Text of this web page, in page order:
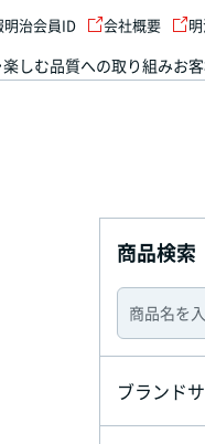
楽しむ品質への取り組みお
明治会員ID 会社概要
商品検索
ブランド